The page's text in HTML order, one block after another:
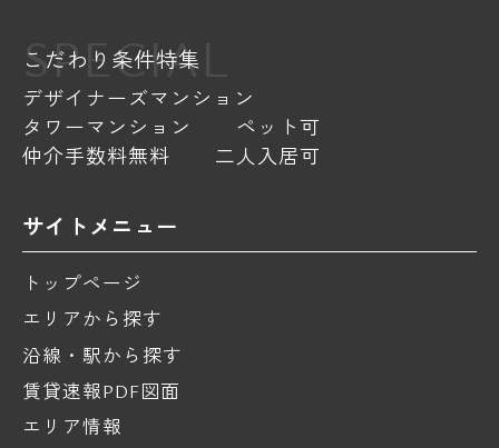
SPECIAL
こだわり条件特集
デザイナーズマンション
タワーマンション
ペット可
仲介手数料無料
二人入居可
サイトメニュー
トップページ
エリアから探す
沿線・駅から探す
賃貸速報PDF図面
エリア情報